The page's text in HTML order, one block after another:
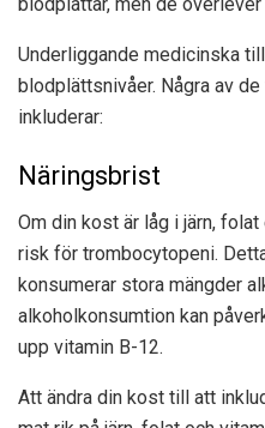
Underliggande medicinska
blodplättsnivåer. Några av
inkluderar:
Näringsbrist
Om din kost är låg i järn,
risk för trombocytopeni.
konsumerar stora mängder
alkoholkonsumtion kan
upp vitamin B-12.
Att ändra din kost till att